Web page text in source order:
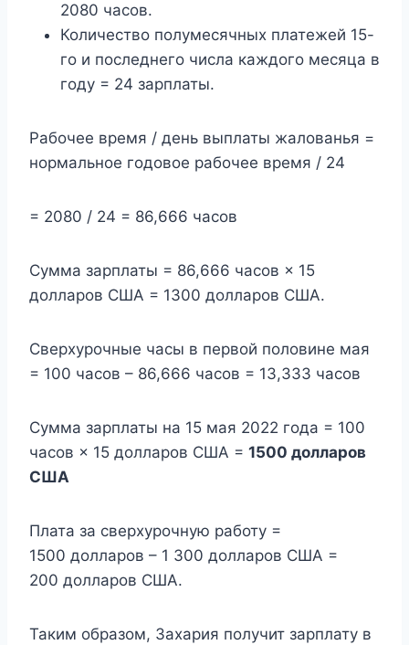
2080 часов.
Количество полумесячных платежей 15-
го и последнего числа каждого месяца в
году = 24 зарплаты.
Рабочее время / день выплаты жалованья =
нормальное годовое рабочее время / 24
= 2080 / 24 = 86,666 часов
Сумма зарплаты = 86,666 часов × 15
долларов США = 1300 долларов США.
Сверхурочные часы в первой половине мая
= 100 часов – 86,666 часов = 13,333 часов
Сумма зарплаты на 15 мая 2022 года = 100
часов × 15 долларов США = 1500 долларов
США
Плата за сверхурочную работу =
1500 долларов – 1 300 долларов США =
200 долларов США.
Таким образом, Захария получит зарплату в